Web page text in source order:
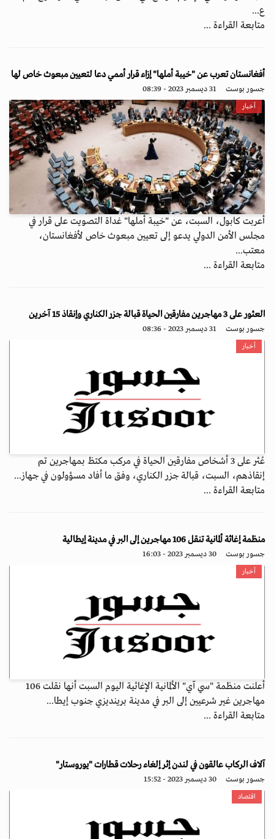
ع...
متابعة القراءة ...
أفغانستان تعرب عن "خيبة أملها" إزاء قرار أممي دعا لتعيين مبعوث خاص لها
جسور بوست 31 ديسمبر 2023 - 08:39
أخبار
أعربت كابول، السبت، عن "خيبة أملها" غداة التصويت على قرار في
مجلس الأمن الدولي يدعو إلى تعيين مبعوث خاص لأفغانستان،
معتب...
متابعة القراءة ...
العثور على 3 مهاجرين مفارقين الحياة قبالة جزر الكناري وإنقاذ 15 آخرين
جسور بوست 31 ديسمبر 2023 - 08:36
أخبار
عُثر على 3 أشخاص مفارقين الحياة في مركب مكتظ بمهاجرين تم
إنقاذهم، السبت، قبالة جزر الكناري، وفق ما أفاد مسؤولون في جهاز...
متابعة القراءة ...
منظمة إغاثة ألمانية تنقل 106 مهاجرين إلى البر في مدينة إيطالية
جسور بوست 30 ديسمبر 2023 - 16:03
أخبار
أعلنت منظمة "سي آي" الألمانية الإغاثية اليوم السبت أنها نقلت 106
مهاجرين غير شرعيين إلى البر في مدينة برينديزي جنوب إيطا...
متابعة القراءة ...
آلاف الركاب عالقون في لندن إثر إلغاء رحلات قطارات "يوروستار"
جسور بوست 30 ديسمبر 2023 - 15:52
اقتصاد